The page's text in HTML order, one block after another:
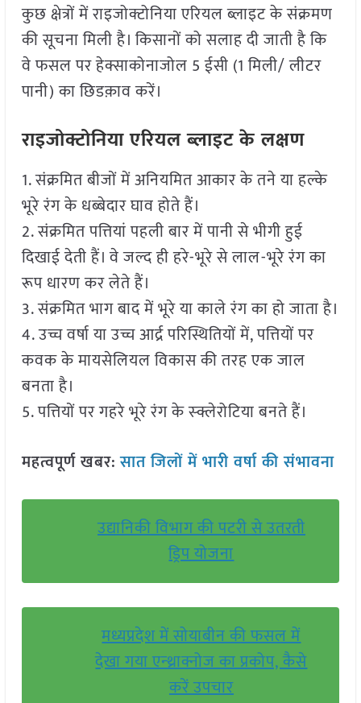
कुछ क्षेत्रों में राइजोक्टोनिया एरियल ब्लाइट के संक्रमण
की सूचना मिली है। किसानों को सलाह दी जाती है कि
वे फसल पर हेक्साकोनाजोल 5 ईसी (1 मिली/ लीटर
पानी) का छिडक़ाव करें।
राइजोक्टोनिया एरियल ब्लाइट के लक्षण
1. संक्रमित बीजों में अनियमित आकार के तने या हल्के
भूरे रंग के धब्बेदार घाव होते हैं।
2. संक्रमित पत्तियां पहली बार में पानी से भीगी हुई
दिखाई देती हैं। वे जल्द ही हरे-भूरे से लाल-भूरे रंग का
रूप धारण कर लेते हैं।
3. संक्रमित भाग बाद में भूरे या काले रंग का हो जाता है।
4. उच्च वर्षा या उच्च आर्द्र परिस्थितियों में, पत्तियों पर
कवक के मायसेलियल विकास की तरह एक जाल
बनता है।
5. पत्तियों पर गहरे भूरे रंग के स्क्लेरोटिया बनते हैं।
महत्वपूर्ण खबर:सात जिलों में भारी वर्षा की संभावना
उद्यानिकी विभाग की पटरी से उतरती
ड्रिप योजना
मध्यप्रदेश में सोयाबीन की फसल में
देखा गया एन्थ्राक्नोज का प्रकोप, कैसे
करें उपचार